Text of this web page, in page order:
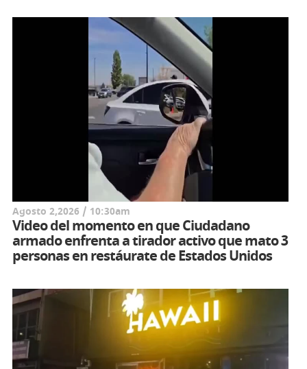
Agosto 2,2026 / 10:30am
Video del momento en que Ciudadano
armado enfrenta a tirador activo que mato 3
personas en restáurate de Estados Unidos